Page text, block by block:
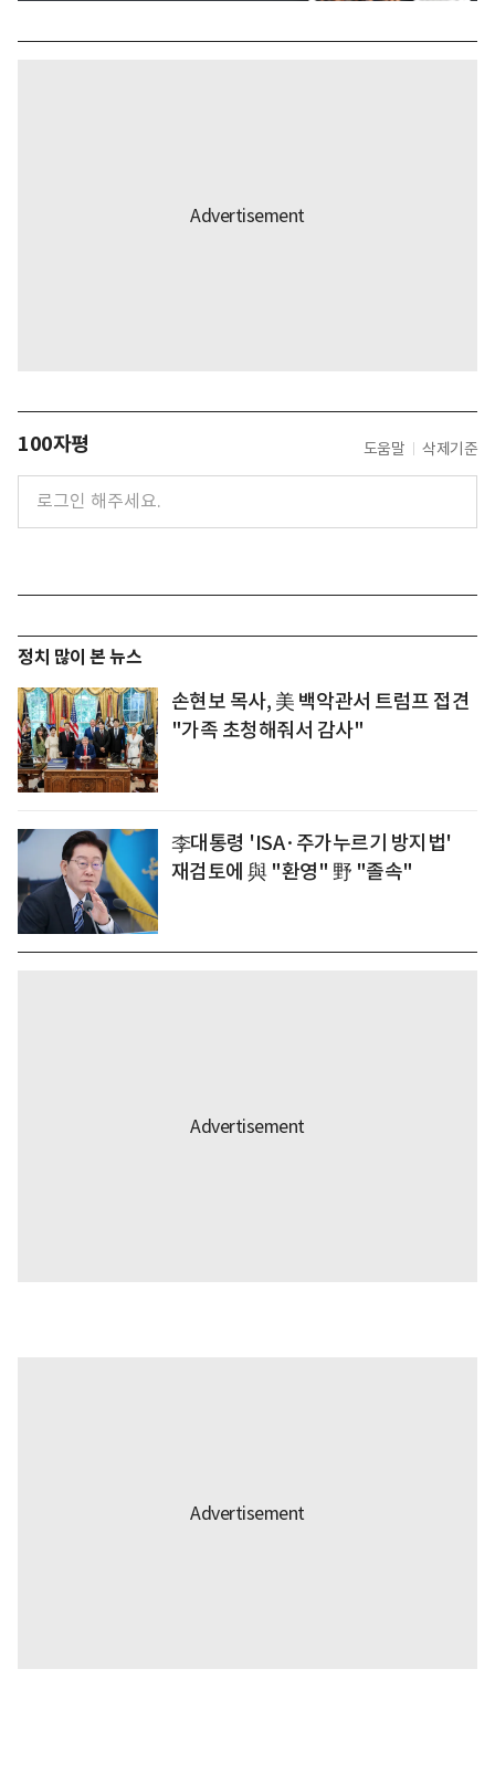
100자평 도움말 삭제기준
정치 많이 본 뉴스
손현보 목사, 美 백악관서 트럼프 접견
"가족 초청해줘서 감사"
李대통령 'ISA·주가누르기 방지법'
재검토에 與 "환영" 野 "졸속"